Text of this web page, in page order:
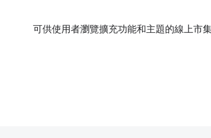
可供使用者瀏覽擴充功能和主題的線上市